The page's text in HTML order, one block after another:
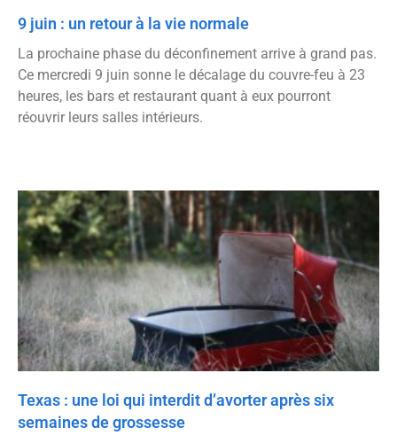
9 juin : un retour à la vie normale
La prochaine phase du déconfinement arrive à grand pas.
Ce mercredi 9 juin sonne le décalage du couvre-feu à 23
heures, les bars et restaurant quant à eux pourront
réouvrir leurs salles intérieurs.
Texas : une loi qui interdit d’avorter après six
semaines de grossesse